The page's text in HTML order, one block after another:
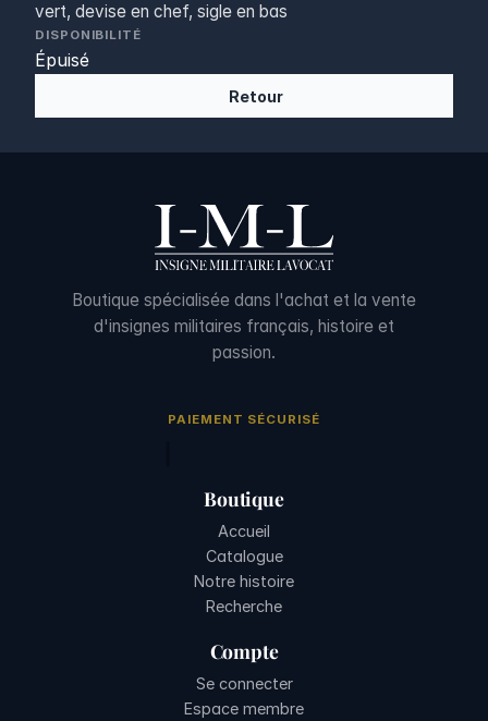
vert, devise en chef, sigle en bas
DISPONIBILITÉ
Épuisé
Retour
Boutique spécialisée dans l'achat et la vente
d'insignes militaires français, histoire et
passion.
PAIEMENT SÉCURISÉ
Boutique
Accueil
Catalogue
Notre histoire
Recherche
Compte
Se connecter
Espace membre